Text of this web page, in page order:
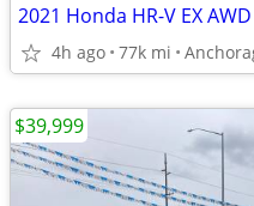
2021 Honda HR-V EX AWD
4h ago 77k mi
$39,999